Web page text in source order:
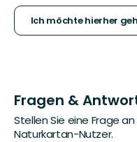
Ich möchte hierher
Fragen &
Stellen Sie eine Frage
Naturkartan-Nutzer.